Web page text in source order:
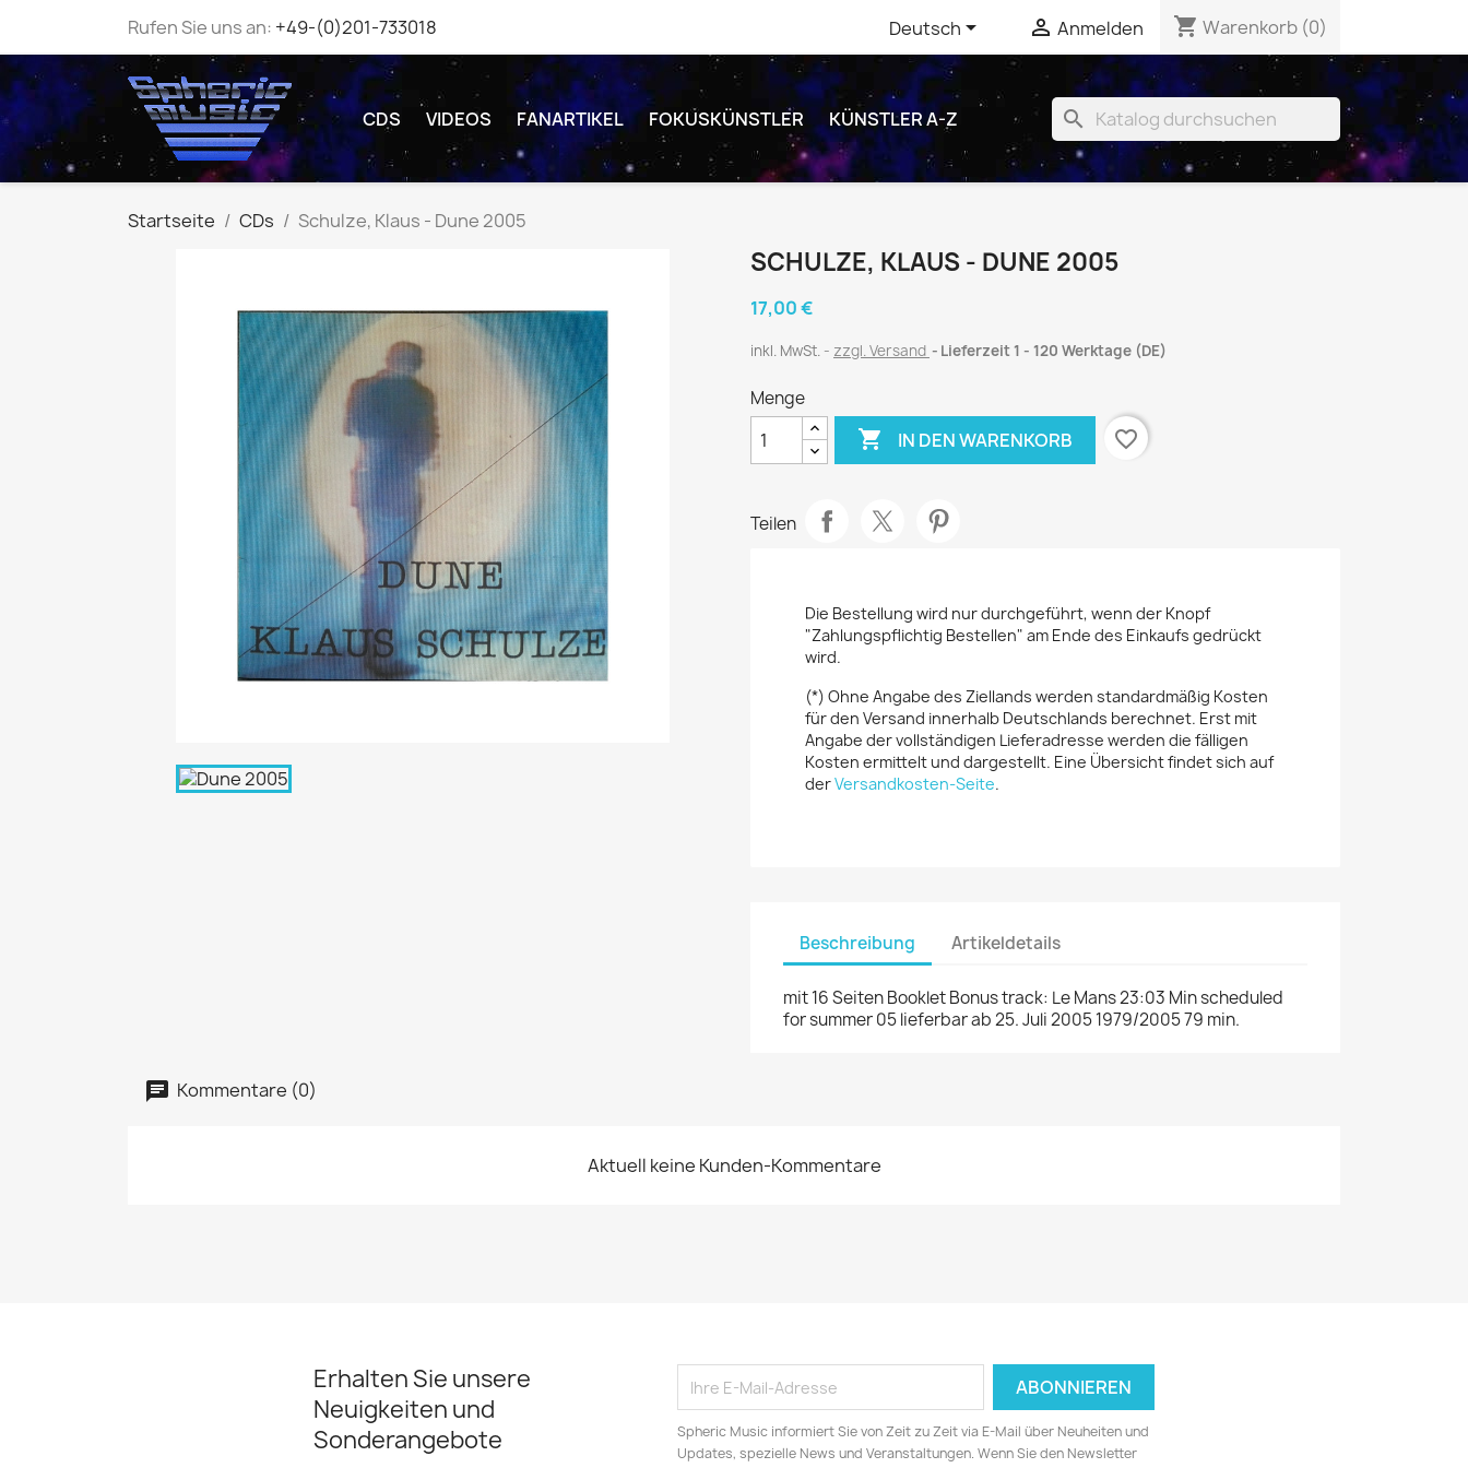
Rufen Sie uns an: +49-(0)201-733018 Deutsch  Anmelden shopping_cart Warenkorb (0)
CDS VIDEOS FANARTIKEL FOKUSKÜNSTLER KÜNSTLER A-Z search
Startseite CDs Schulze, Klaus - Dune 2005
SCHULZE, KLAUS - DUNE 2005
17,00 €
inkl. MwSt. zzgl. Versand Lieferzeit 1 - 120 Werktage (DE)
Menge
 IN DEN WARENKORB favorite_border
Teilen
Die Bestellung wird nur durchgeführt, wenn der Knopf
"Zahlungspflichtig Bestellen" am Ende des Einkaufs gedrückt
wird.
(*) Ohne Angabe des Ziellands werden standardmäßig Kosten
für den Versand innerhalb Deutschlands berechnet. Erst mit
Angabe der vollständigen Lieferadresse werden die fälligen
Kosten ermittelt und dargestellt. Eine Übersicht findet sich auf
derVersandkosten-Seite.
Beschreibung Artikeldetails
mit 16 Seiten Booklet Bonus track: Le Mans 23:03 Min scheduled
for summer 05 lieferbar ab 25. Juli 2005 1979/2005 79 min.
Kommentare (0)
Aktuell keine Kunden-Kommentare
Erhalten Sie unsere
Neuigkeiten und
Sonderangebote
Spheric Music informiert Sie von Zeit zu Zeit via E-Mail über Neuheiten und
Updates, spezielle News und Veranstaltungen. Wenn Sie den Newsletter